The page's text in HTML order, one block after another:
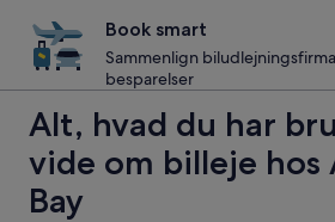
Book smart
Sammenlign
besparelser
Alt, hvad du har
vide om billeje hos
Bay